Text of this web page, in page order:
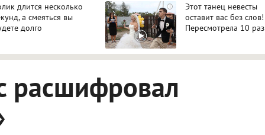
длится несколько
а смеяться вы
долго
i
Этот танец невесты
оставит вас без слов!
Пересмотрела 10 раз
расшифровал